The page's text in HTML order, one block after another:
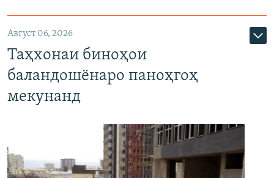
Август 06, 2026
Таҳхонаи биноҳои
баландошёнаро паноҳгоҳ
мекунанд